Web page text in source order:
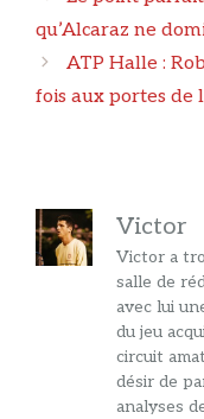
des
qu’Alcaraz ne
ATP Halle :
fois aux portes de
Victor
Victor a
salle de
avec lui
du jeu
circuit
désir de
analyses